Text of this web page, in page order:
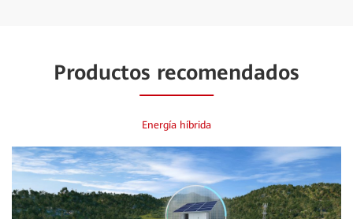
Productos recomendados
Energía híbrida